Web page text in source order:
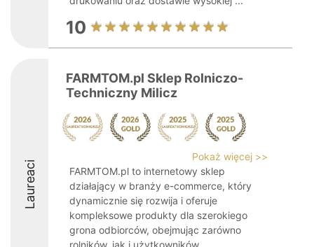
10
Laureaci
FARMTOM.pl Sklep Rolniczo-
Techniczny Milicz
Pokaż więcej >>
FARMTOM.pl to internetowy sklep
działający w branży e-commerce, który
dynamicznie się rozwija i oferuje
kompleksowe produkty dla szerokiego
grona odbiorców, obejmując zarówno
rolników, jak i użytkowników